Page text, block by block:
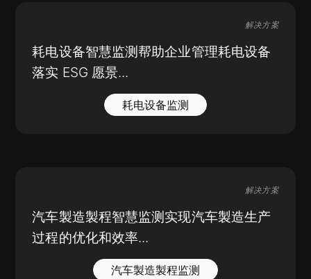
解决方案
耗电设备智慧监测帮助企业管理耗电设备
落实 ESG 愿景...
耗电设备监测
解决方案
汽车製造製程智慧监测实现汽车製造生产
过程的优化和效率...
汽车製造製程监测